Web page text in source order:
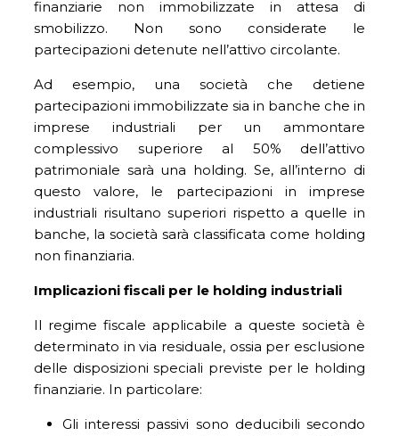
finanziarie non immobilizzate in attesa di
smobilizzo. Non sono considerate le
partecipazioni detenute nell’attivo circolante.
Ad esempio, una società che detiene
partecipazioni immobilizzate sia in banche che in
imprese industriali per un ammontare
complessivo superiore al 50% dell’attivo
patrimoniale sarà una holding. Se, all’interno di
questo valore, le partecipazioni in imprese
industriali risultano superiori rispetto a quelle in
banche, la società sarà classificata come holding
non finanziaria.
Implicazioni fiscali per le holding industriali
Il regime fiscale applicabile a queste società è
determinato in via residuale, ossia per esclusione
delle disposizioni speciali previste per le holding
finanziarie. In particolare:
Gli interessi passivi sono deducibili secondo